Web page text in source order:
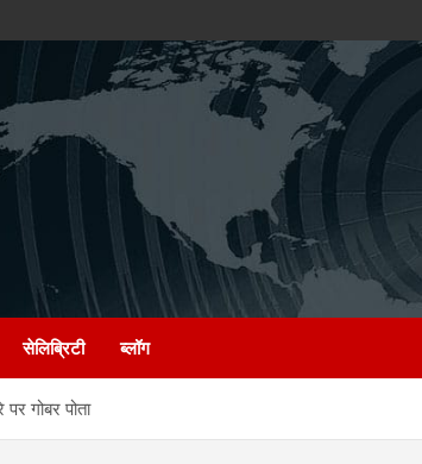
सेलिब्रिटी ब्लॉग
गोबर पोता